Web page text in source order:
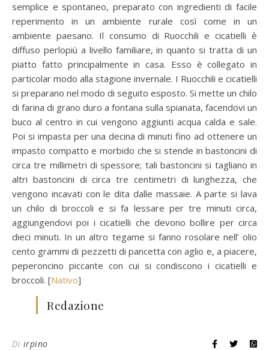
semplice e spontaneo, preparato con ingredienti di facile
reperimento in un ambiente rurale così come in un
ambiente paesano. Il consumo di Ruocchili e cicatielli è
diffuso perlopiù a livello familiare, in quanto si tratta di un
piatto fatto principalmente in casa. Esso è collegato in
particolar modo alla stagione invernale. I Ruocchili e cicatielli
si preparano nel modo di seguito esposto. Si mette un chilo
di farina di grano duro a fontana sulla spianata, facendovi un
buco al centro in cui vengono aggiunti acqua calda e sale.
Poi si impasta per una decina di minuti fino ad ottenere un
impasto compatto e morbido che si stende in bastoncini di
circa tre millimetri di spessore; tali bastoncini si tagliano in
altri bastoncini di circa tre centimetri di lunghezza, che
vengono incavati con le dita dalle massaie. A parte si lava
un chilo di broccoli e si fa lessare per tre minuti circa,
aggiungendovi poi i cicatielli che devono bollire per circa
dieci minuti. In un altro tegame si fanno rosolare nell’ olio
cento grammi di pezzetti di pancetta con aglio e, a piacere,
peperoncino piccante con cui si condiscono i cicatielli e
broccoli. [Nativo]
Redazione
Di irpino